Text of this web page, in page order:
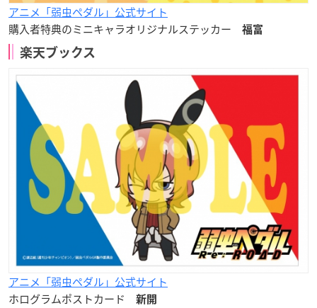
アニメ「弱虫ペダル」公式サイト
購入者特典のミニキャラオリジナルステッカー
福富
楽天ブックス
アニメ「弱虫ペダル」公式サイト
ホログラムポストカード
新開